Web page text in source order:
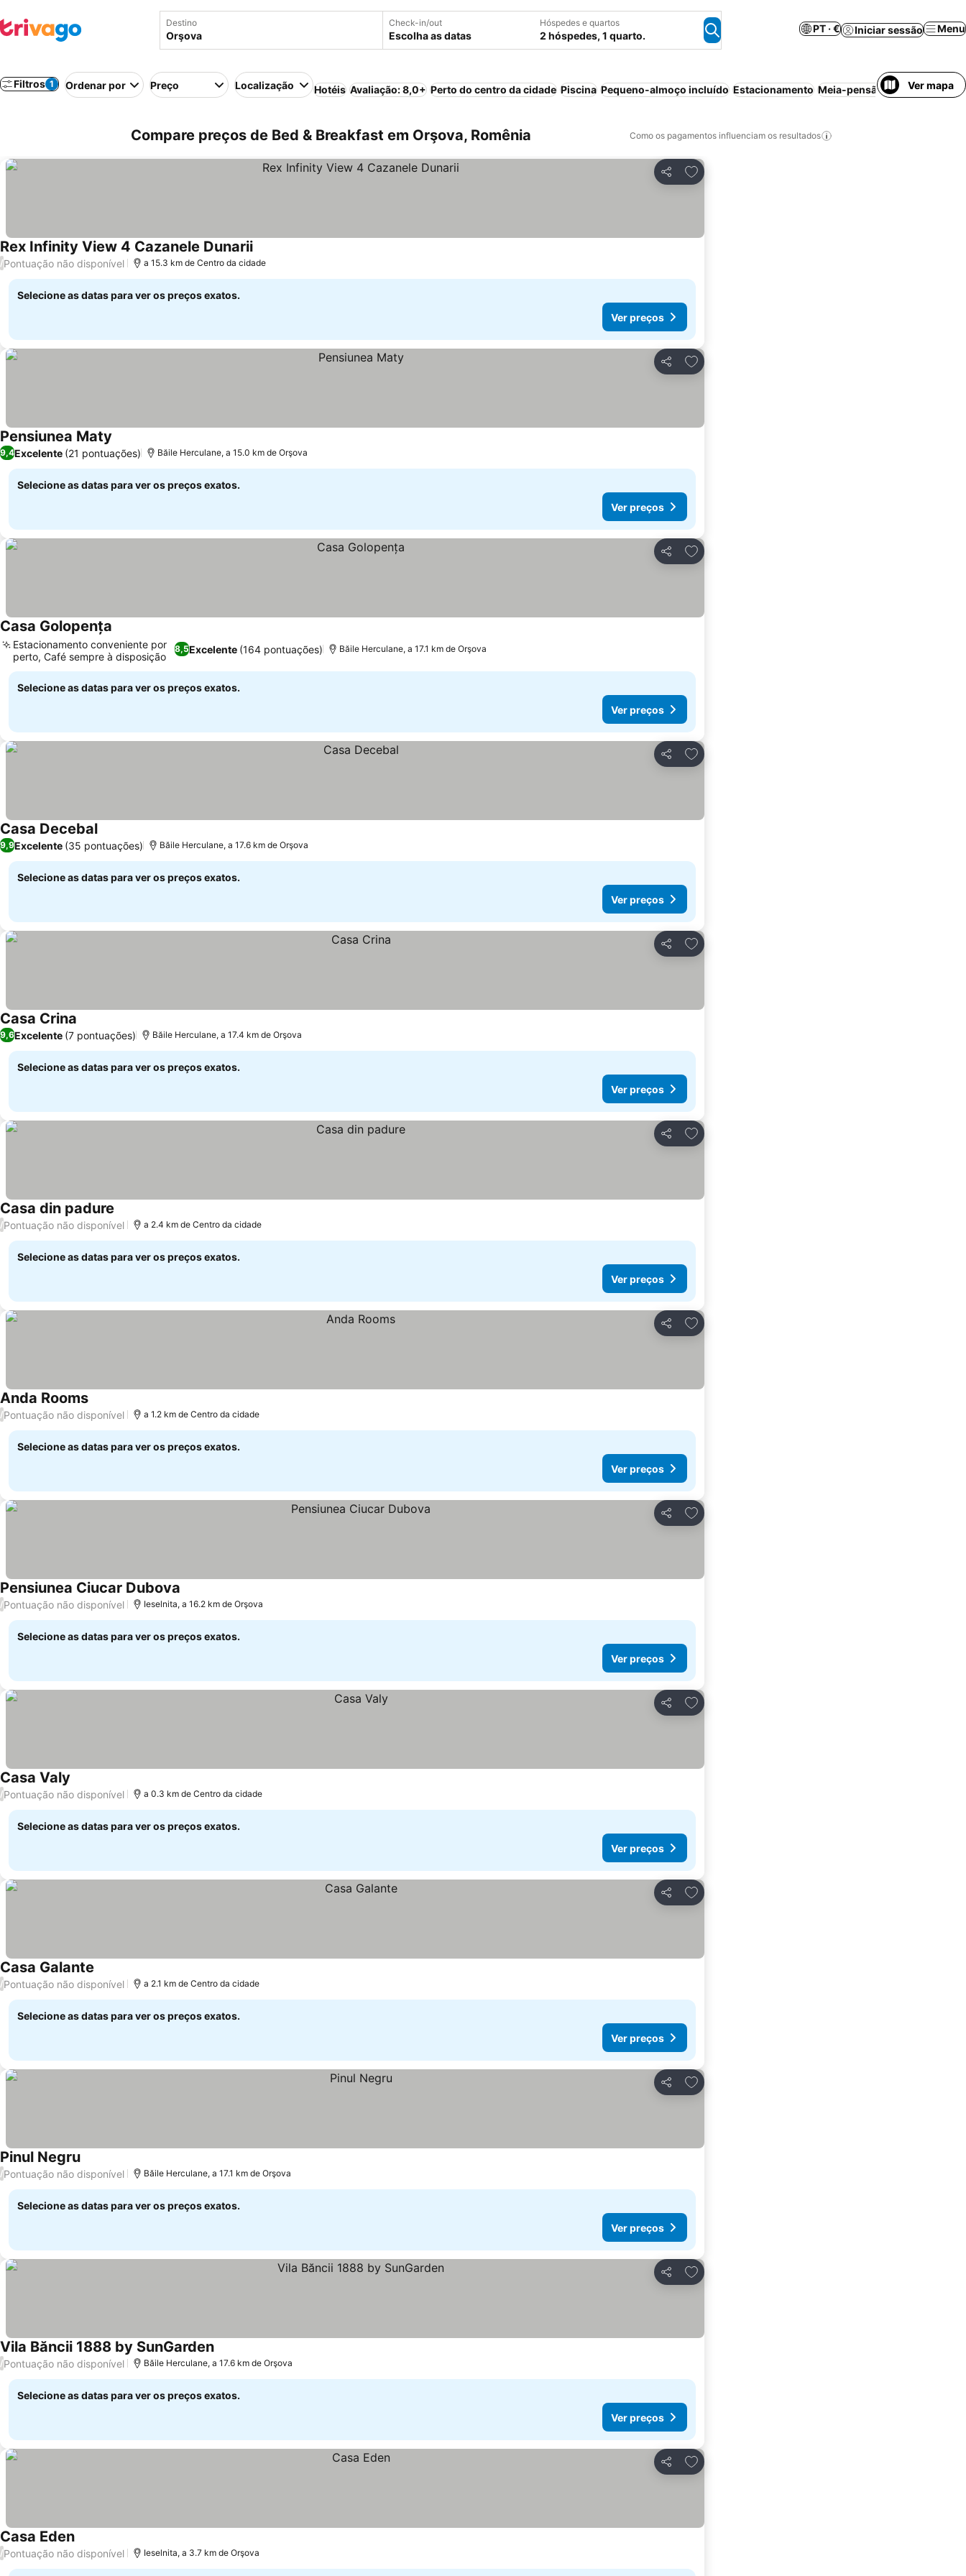
Destino Check-in/out
Escolha as datas
Hóspedes e quartos
2 hóspedes, 1 quarto.
PT · € Iniciar sessão Menu
Filtros 1 Ordenar por Preço Localização Hotéis Avaliação: 8,0+ Perto do centro da cidade Piscina Pequeno-almoço incluído Estacionamento Meia-pensão Casa/Ver mapa
Compare preços de Bed & Breakfast em Orşova, Romênia Como os pagamentos influenciam os resultados
Partilhar
Adicionar aos favoritos
Rex Infinity View 4 Cazanele Dunarii
/Pontuação não disponível a 15.3 km de Centro da cidade
Selecione as datas para ver os preços exatos.
Ver preços
Partilhar
Adicionar aos favoritos
Pensiunea Maty
9,4Excelente (21 pontuações) Băile Herculane, a 15.0 km de Orşova
Selecione as datas para ver os preços exatos.
Ver preços
Partilhar
Adicionar aos favoritos
Casa Golopența
8,5Excelente (164 pontuações)
Estacionamento conveniente por
perto, Café sempre à disposição
Băile Herculane, a 17.1 km de Orşova
Selecione as datas para ver os preços exatos.
Ver preços
Partilhar
Adicionar aos favoritos
Casa Decebal
9,9Excelente (35 pontuações) Băile Herculane, a 17.6 km de Orşova
Selecione as datas para ver os preços exatos.
Ver preços
Partilhar
Adicionar aos favoritos
Casa Crina
9,6Excelente (7 pontuações) Băile Herculane, a 17.4 km de Orşova
Selecione as datas para ver os preços exatos.
Ver preços
Partilhar
Adicionar aos favoritos
Casa din padure
/Pontuação não disponível a 2.4 km de Centro da cidade
Selecione as datas para ver os preços exatos.
Ver preços
Partilhar
Adicionar aos favoritos
Anda Rooms
/Pontuação não disponível a 1.2 km de Centro da cidade
Selecione as datas para ver os preços exatos.
Ver preços
Partilhar
Adicionar aos favoritos
Pensiunea Ciucar Dubova
/Pontuação não disponível Ieselnita, a 16.2 km de Orşova
Selecione as datas para ver os preços exatos.
Ver preços
Partilhar
Adicionar aos favoritos
Casa Valy
/Pontuação não disponível a 0.3 km de Centro da cidade
Selecione as datas para ver os preços exatos.
Ver preços
Partilhar
Adicionar aos favoritos
Casa Galante
/Pontuação não disponível a 2.1 km de Centro da cidade
Selecione as datas para ver os preços exatos.
Ver preços
Partilhar
Adicionar aos favoritos
Pinul Negru
/Pontuação não disponível Băile Herculane, a 17.1 km de Orşova
Selecione as datas para ver os preços exatos.
Ver preços
Partilhar
Adicionar aos favoritos
Vila Băncii 1888 by SunGarden
/Pontuação não disponível Băile Herculane, a 17.6 km de Orşova
Selecione as datas para ver os preços exatos.
Ver preços
Partilhar
Adicionar aos favoritos
Casa Eden
/Pontuação não disponível Ieselnita, a 3.7 km de Orşova